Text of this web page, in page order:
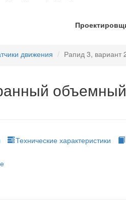
движения Рапид 3, вариант
Технические характеристики